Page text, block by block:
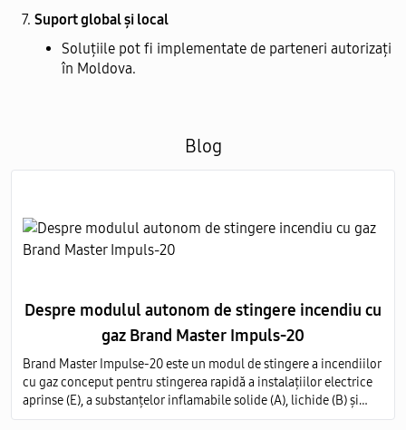
Suport global și local
Soluțiile pot fi implementate de parteneri autorizați
în Moldova.
Blog
Despre modulul autonom de stingere incendiu cu
gaz Brand Master Impuls-20
Brand Master Impulse-20 este un modul de stingere a incendiilor
cu gaz conceput pentru stingerea rapidă a instalațiilor electrice
aprinse (E), a substanțelor inflamabile solide (A), lichide (B) și
gazoase (C) pe întregul volum al obiectului protejat.